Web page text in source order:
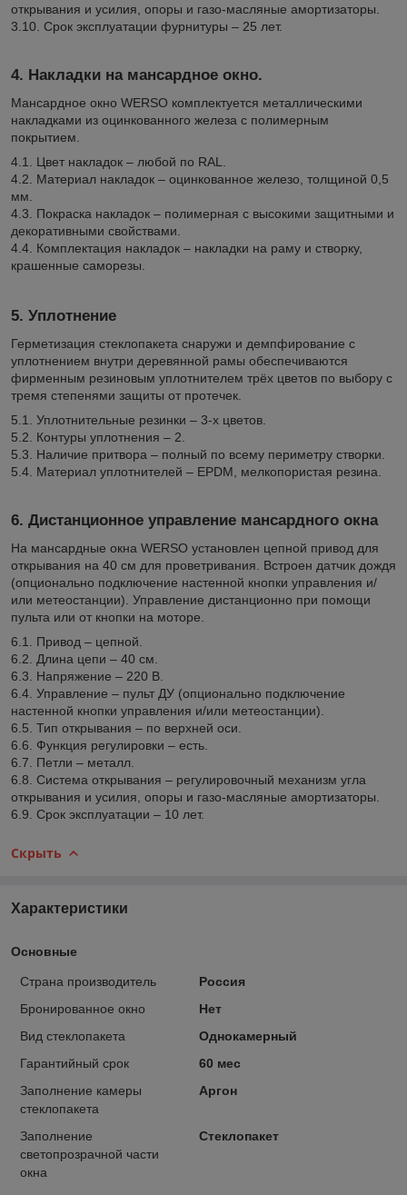
открывания и усилия, опоры и газо-масляные амортизаторы.
3.10. Срок эксплуатации фурнитуры – 25 лет.
4. Накладки на мансардное окно.
Мансардное окно WERSO комплектуется металлическими
накладками из оцинкованного железа с полимерным
покрытием.
4.1. Цвет накладок – любой по RAL.
4.2. Материал накладок – оцинкованное железо, толщиной 0,5
мм.
4.3. Покраска накладок – полимерная с высокими защитными и
декоративными свойствами.
4.4. Комплектация накладок – накладки на раму и створку,
крашенные саморезы.
5. Уплотнение
Герметизация стеклопакета снаружи и демпфирование с
уплотнением внутри деревянной рамы обеспечиваются
фирменным резиновым уплотнителем трёх цветов по выбору с
тремя степенями защиты от протечек.
5.1. Уплотнительные резинки – 3-х цветов.
5.2. Контуры уплотнения – 2.
5.3. Наличие притвора – полный по всему периметру створки.
5.4. Материал уплотнителей – EPDM, мелкопористая резина.
6. Дистанционное управление мансардного окна
На мансардные окна WERSO установлен цепной привод для
открывания на 40 см для проветривания. Встроен датчик дождя
(опционально подключение настенной кнопки управления и/
или метеостанции). Управление дистанционно при помощи
пульта или от кнопки на моторе.
6.1. Привод – цепной.
6.2. Длина цепи – 40 см.
6.3. Напряжение – 220 В.
6.4. Управление – пульт ДУ (опционально подключение
настенной кнопки управления и/или метеостанции).
6.5. Тип открывания – по верхней оси.
6.6. Функция регулировки – есть.
6.7. Петли – металл.
6.8. Система открывания – регулировочный механизм угла
открывания и усилия, опоры и газо-масляные амортизаторы.
6.9. Срок эксплуатации – 10 лет.
Скрыть
Характеристики
Основные
Страна производитель
Россия
Бронированное окно
Нет
Вид стеклопакета
Однокамерный
Гарантийный срок
60 мес
Заполнение камеры
стеклопакета
Аргон
Заполнение
светопрозрачной части
окна
Стеклопакет